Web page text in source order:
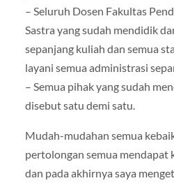
– Seluruh Dosen Fakultas
Sastra yang sudah mendidik
sepanjang kuliah dan semua
layani semua administrasi
– Semua pihak yang sudah
disebut satu demi satu.
Mudah-mudahan semua
pertolongan semua mendapat
dan pada akhirnya saya